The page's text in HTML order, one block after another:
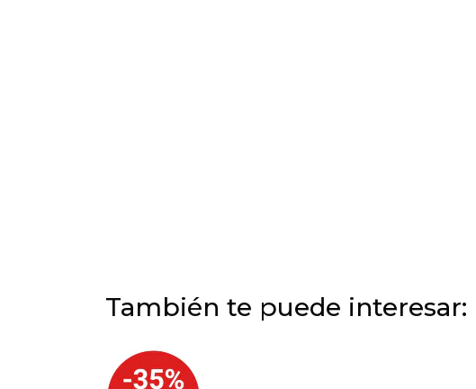
También te puede interesar: